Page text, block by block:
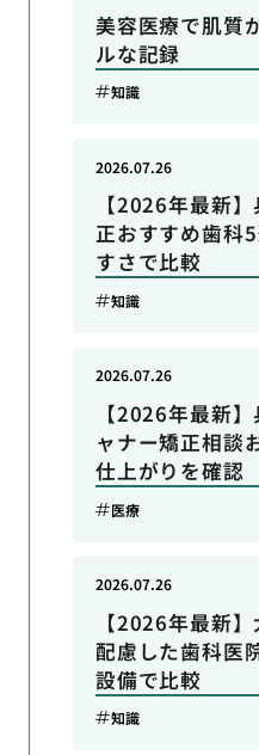
美容医療で肌質
ルな記録
知識
【2026年最新
正おすすめ歯科
すさで比較
2026.07.26
知識
【2026年最新
ャナー矯正相談
仕上がりを確認
2026.07.26
医療
【2026年最新
配慮した歯科医
設備で比較
2026.07.26
知識